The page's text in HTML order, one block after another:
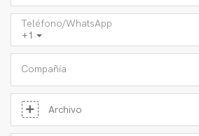
+1
Teléfono/WhatsApp
Compañía
Archivo